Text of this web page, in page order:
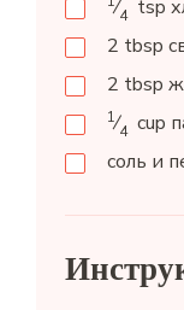
⁄4 tsp
2 tbsp
2 tbsp
1⁄4 cup
соль и